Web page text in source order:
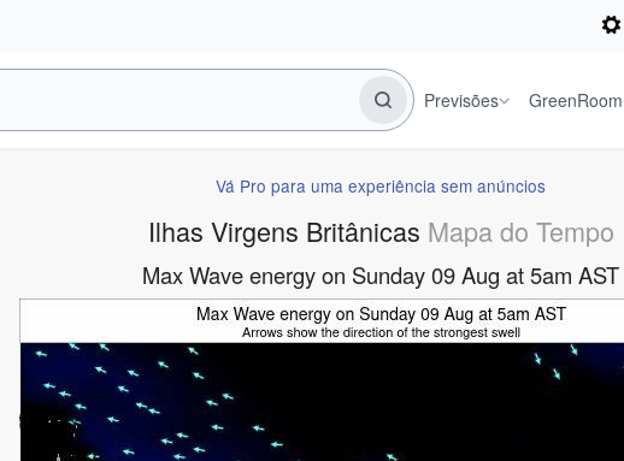
Previsões GreenRoom
Vá Pro para uma experiência sem anúncios
Ilhas Virgens Britânicas Mapa do Tempo
Max Wave energy on Sunday 09 Aug at 5am AST